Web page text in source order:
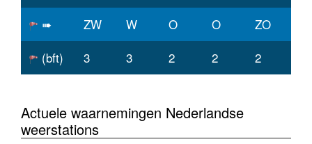
➠ ZW W O O
ZO
(bft)
3 3 2 2 2
Actuele waarnemingen Nederlandse
weerstations